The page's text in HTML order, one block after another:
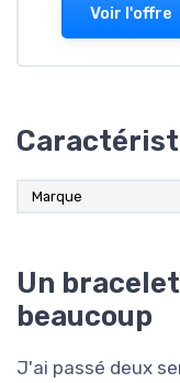
Voir l'offre
Marque
Un
beaucoup
J'ai passé deux